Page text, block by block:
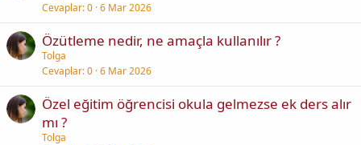
Cevaplar 0 6 Mar 2026
Özütleme nedir, ne amaçla kullanılır ?
Tolga
Cevaplar 0 6 Mar 2026
Özel eğitim öğrencisi okula gelmezse ek ders alır
mı ?
Tolga